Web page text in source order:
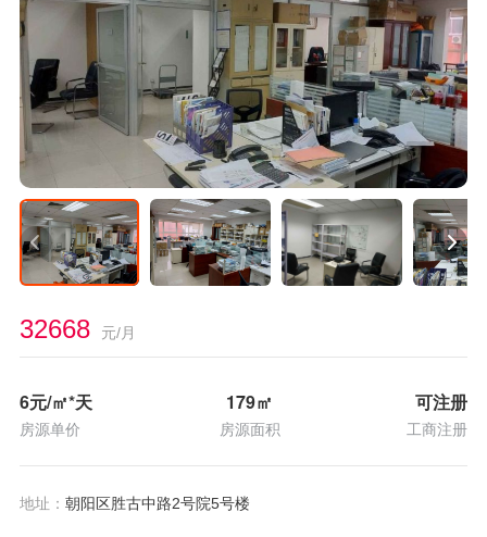
32668 元/月
6元/㎡*天
房源单价
179㎡
房源面积
可注册
工商注册
地址： 朝阳区胜古中路2号院5号楼